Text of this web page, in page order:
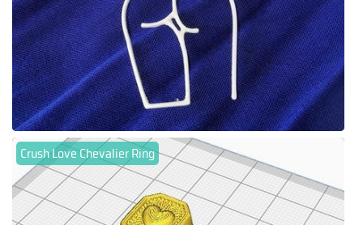
Crush Love Chevalier Ring